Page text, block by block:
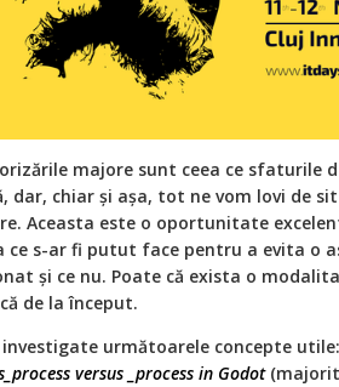
majore sunt ceea ce sfaturile
dar, chiar și așa, tot ne vom lovi de
Aceasta este o oportunitate
ce s-ar fi putut face pentru a evita o
și ce nu. Poate că exista o
de la început.
următoarele concepte
versus _process in Godot